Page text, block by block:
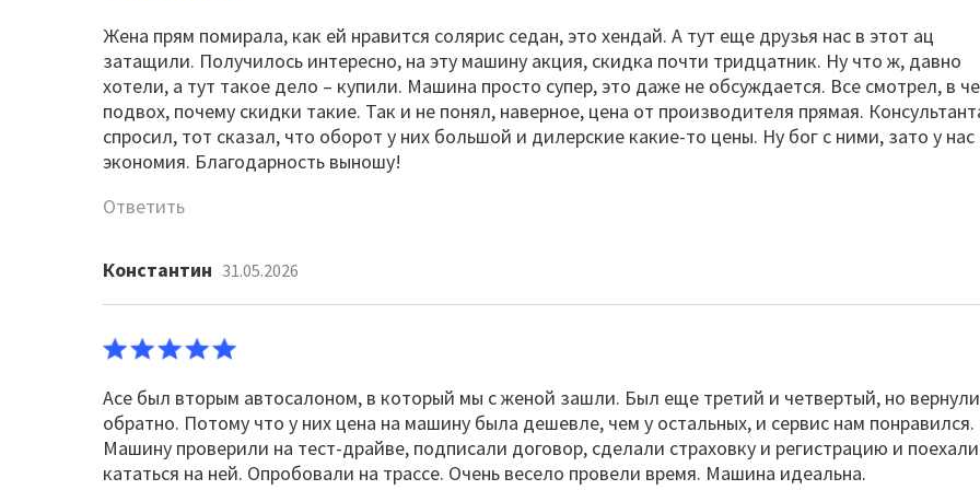
Жена прям помирала, как ей нравится солярис седан, это хендай. А тут еще друзья нас в этот ац
затащили. Получилось интересно, на эту машину акция, скидка почти тридцатник. Ну что ж, давно
хотели, а тут такое дело – купили. Машина просто супер, это даже не обсуждается. Все смотрел, в
подвох, почему скидки такие. Так и не понял, наверное, цена от производителя прямая.
спросил, тот сказал, что оборот у них большой и дилерские какие-то цены. Ну бог с ними, зато у нас
экономия. Благодарность выношу!
Ответить
Константин 31.05.2026
Асе был вторым автосалоном, в который мы с женой зашли. Был еще третий и четвертый, но
обратно. Потому что у них цена на машину была дешевле, чем у остальных, и сервис нам понравился.
Машину проверили на тест-драйве, подписали договор, сделали страховку и регистрацию и поехали
кататься на ней. Опробовали на трассе. Очень весело провели время. Машина идеальна.